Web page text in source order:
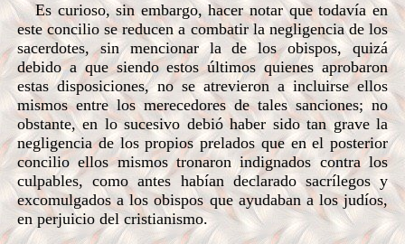
Es curioso, sin embargo, hacer notar que todavía en
este concilio se reducen a combatir la negligencia de los
sacerdotes, sin mencionar la de los obispos, quizá
debido a que siendo estos últimos quienes aprobaron
estas disposiciones, no se atrevieron a incluirse ellos
mismos entre los merecedores de tales sanciones; no
obstante, en lo sucesivo debió haber sido tan grave la
negligencia de los propios prelados que en el posterior
concilio ellos mismos tronaron indignados contra los
culpables, como antes habían declarado sacrílegos y
excomulgados a los obispos que ayudaban a los judíos,
en perjuicio del cristianismo.